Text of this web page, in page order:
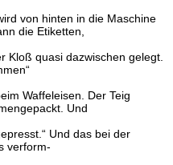
von hinten in die Maschine
die Etiketten,
Kloß quasi dazwischen gelegt.
Waffeleisen. Der Teig
Und
Und das bei der
verform-